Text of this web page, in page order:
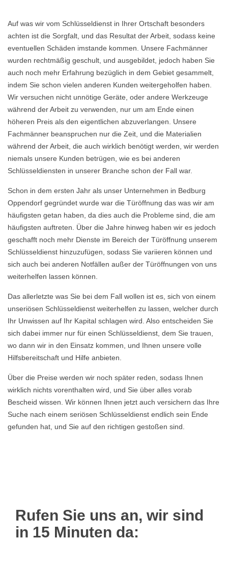
Auf was wir vom Schlüsseldienst in Ihrer Ortschaft besonders
achten ist die Sorgfalt, und das Resultat der Arbeit, sodass keine
eventuellen Schäden imstande kommen. Unsere Fachmänner
wurden rechtmäßig geschult, und ausgebildet, jedoch haben Sie
auch noch mehr Erfahrung bezüglich in dem Gebiet gesammelt,
indem Sie schon vielen anderen Kunden weitergeholfen haben.
Wir versuchen nicht unnötige Geräte, oder andere Werkzeuge
während der Arbeit zu verwenden, nur um am Ende einen
höheren Preis als den eigentlichen abzuverlangen. Unsere
Fachmänner beanspruchen nur die Zeit, und die Materialien
während der Arbeit, die auch wirklich benötigt werden, wir werden
niemals unsere Kunden betrügen, wie es bei anderen
Schlüsseldiensten in unserer Branche schon der Fall war.
Schon in dem ersten Jahr als unser Unternehmen in Bedburg
Oppendorf gegründet wurde war die Türöffnung das was wir am
häufigsten getan haben, da dies auch die Probleme sind, die am
häufigsten auftreten. Über die Jahre hinweg haben wir es jedoch
geschafft noch mehr Dienste im Bereich der Türöffnung unserem
Schlüsseldienst hinzuzufügen, sodass Sie variieren können und
sich auch bei anderen Notfällen außer der Türöffnungen von uns
weiterhelfen lassen können.
Das allerletzte was Sie bei dem Fall wollen ist es, sich von einem
unseriösen Schlüsseldienst weiterhelfen zu lassen, welcher durch
Ihr Unwissen auf Ihr Kapital schlagen wird. Also entscheiden Sie
sich dabei immer nur für einen Schlüsseldienst, dem Sie trauen,
wo dann wir in den Einsatz kommen, und Ihnen unsere volle
Hilfsbereitschaft und Hilfe anbieten.
Über die Preise werden wir noch später reden, sodass Ihnen
wirklich nichts vorenthalten wird, und Sie über alles vorab
Bescheid wissen. Wir können Ihnen jetzt auch versichern das Ihre
Suche nach einem seriösen Schlüsseldienst endlich sein Ende
gefunden hat, und Sie auf den richtigen gestoßen sind.
Rufen Sie uns an, wir sind
in 15 Minuten da: